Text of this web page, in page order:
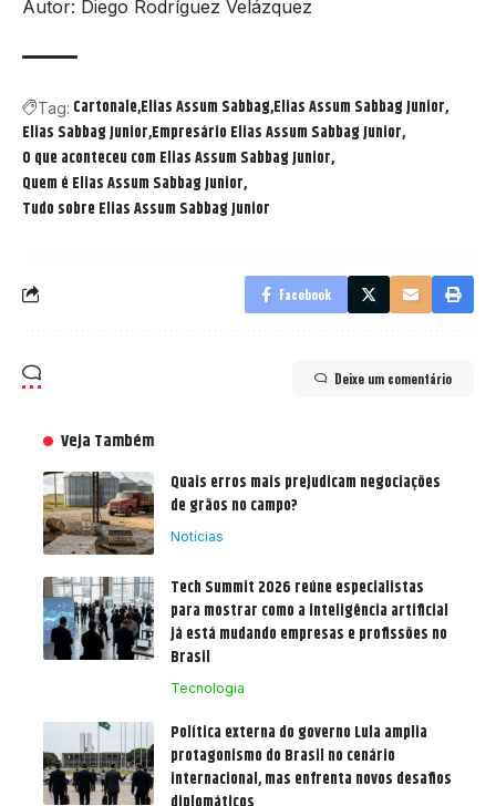
Autor: Diego Rodríguez Velázquez
Tag: Cartonale Elias Assum Sabbag Elias Assum Sabbag Junior
Elias Sabbag Junior Empresário Elias Assum Sabbag Junior
O que aconteceu com Elias Assum Sabbag Junior
Quem é Elias Assum Sabbag Junior
Tudo sobre Elias Assum Sabbag Junior
Facebook
Deixe um comentário
Veja Também
Quais erros mais prejudicam negociações
de grãos no campo?
Notícias
Tech Summit 2026 reúne especialistas
para mostrar como a inteligência artificial
já está mudando empresas e profissões no
Brasil
Tecnologia
Política externa do governo Lula amplia
protagonismo do Brasil no cenário
internacional, mas enfrenta novos desafios